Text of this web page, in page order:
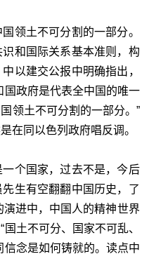
领土不可分割的一部分。
和国际关系基本准则，构
以建交公报中明确指出，
国政府是代表全中国的唯一
领土不可分割的一部分。”
在同以色列政府唱反调。
个国家，过去不是，今后
生有空翻翻中国历史，了
进中，中国人的精神世界
土不可分、国家不可乱、
信念是如何铸就的。读点中